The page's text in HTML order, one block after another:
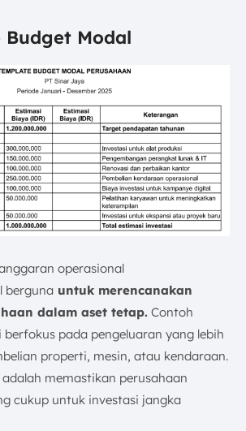
Budget Modal
operasional
berguna untuk merencanakan
dalam aset tetap. Contoh
pada pengeluaran yang lebih
properti, mesin, atau kendaraan.
memastikan perusahaan
cukup untuk investasi jangka